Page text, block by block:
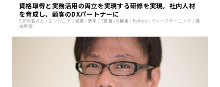
資格取得と実務活用の両立を実現する研修を実現。社内人材
を育成し、顧客のDXパートナーに
5,000名以上 / エンジニア / 営業 /新卒 / E資格 /G検定 / Python / ディープラーニング / 機
械学習